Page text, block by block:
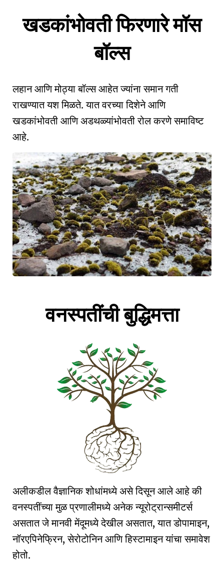
खडकांभोवती फिरणारे मॉस
बॉल्स
लहान आणि मोठ्या बॉल्स आहेत ज्यांना समान गती
राखण्यात यश मिळते. यात वरच्या दिशेने आणि
खडकांभोवती आणि अडथळ्यांभोवती रोल करणे समाविष्ट
आहे.
वनस्पतींची बुद्धिमत्ता
अलीकडील वैज्ञानिक शोधांमध्ये असे दिसून आले आहे की
वनस्पतींच्या मुळ प्रणालीमध्ये अनेक न्यूरोट्रान्समीटर्स
असतात जे मानवी मेंदूमध्ये देखील असतात, यात डोपामाइन,
नॉरएपिनेफ्रिन, सेरोटोनिन आणि हिस्टामाइन यांचा समावेश
होतो.